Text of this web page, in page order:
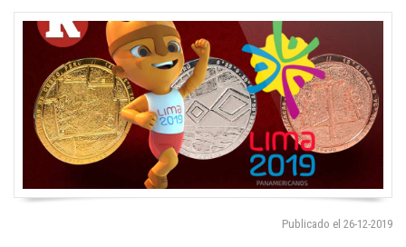
Publicado el 26-12-2019